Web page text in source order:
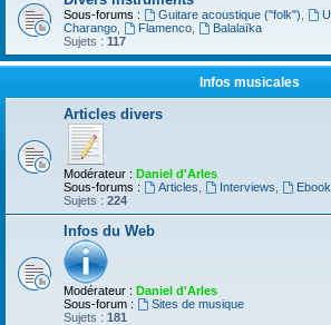
Sous-forums : Guitare acoustique ("folk")
Charango
Flamenco,
Balalaïka
Sujets : 117
Infos musicales
Articles divers
Modérateur : Daniel d'Arles
Sous-forums :
Articles Interviews
Sujets : 224
Infos du Web
Modérateur : Daniel d'Arles
Sous-forum :
Sites de musique
Sujets : 181